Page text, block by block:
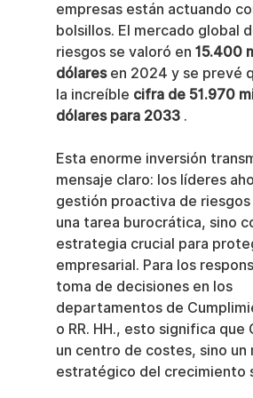
empresas están actuando
bolsillos. El mercado global
riesgos se valoró en 15.400
dólares en 2024 y se prevé
la increíble cifra de 51.970
dólares para 2033 .
Esta enorme inversión
mensaje claro: los líderes
gestión proactiva de riesgos
una tarea burocrática, sino
estrategia crucial para
empresarial. Para los
toma de decisiones en los
departamentos de
o RR. HH., esto significa que
un centro de costes, sino un
estratégico del crecimiento